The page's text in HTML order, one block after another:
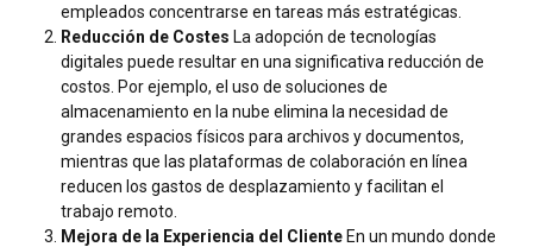
empleados concentrarse en tareas más estratégicas.
Reducción de Costes La adopción de tecnologías
digitales puede resultar en una significativa reducción de
costos. Por ejemplo, el uso de soluciones de
almacenamiento en la nube elimina la necesidad de
grandes espacios físicos para archivos y documentos,
mientras que las plataformas de colaboración en línea
reducen los gastos de desplazamiento y facilitan el
trabajo remoto.
Mejora de la Experiencia del Cliente En un mundo donde